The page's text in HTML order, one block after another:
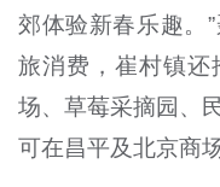
郊体验新春乐趣。
旅消费，崔村镇还
场、草莓采摘园、
可在昌平及北京商